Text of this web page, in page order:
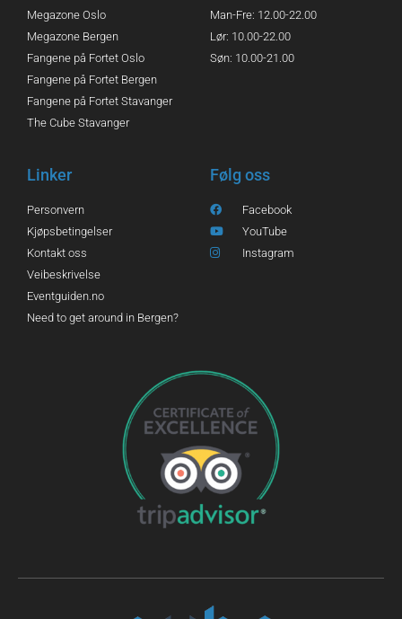
Megazone Oslo
Megazone Bergen
Fangene på Fortet Oslo
Fangene på Fortet Bergen
Fangene på Fortet Stavanger
The Cube Stavanger
Man-Fre: 12.00-22.00
Lør: 10.00-22.00
Søn: 10.00-21.00
Linker
Personvern
Kjøpsbetingelser
Kontakt oss
Veibeskrivelse
Eventguiden.no
Need to get around in Bergen?
Følg oss
Facebook
YouTube
Instagram